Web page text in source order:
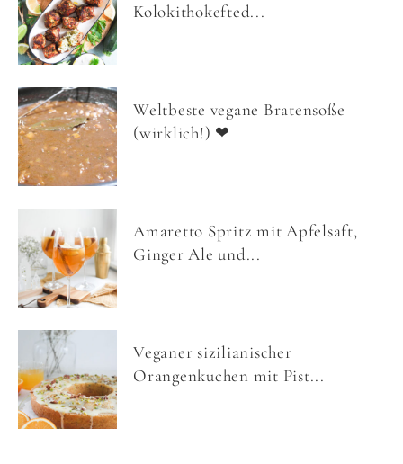
Kolokithokefted...
Weltbeste vegane Bratensoße
(wirklich!) ❤
Amaretto Spritz mit Apfelsaft,
Ginger Ale und...
Veganer sizilianischer
Orangenkuchen mit Pist...